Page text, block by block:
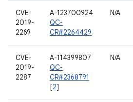
CVE-
2019-
2269
A-123700924
QC-
CR#2264429
N/A
CVE-
2019-
2287
A-114399807
QC-
CR#2368791
[2]
N/A